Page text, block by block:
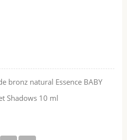
bronz natural Essence BABY
Shadows 10 ml